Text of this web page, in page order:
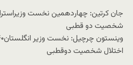
شخصیت دو قطبی
اختلال شخصیت دوقطبی